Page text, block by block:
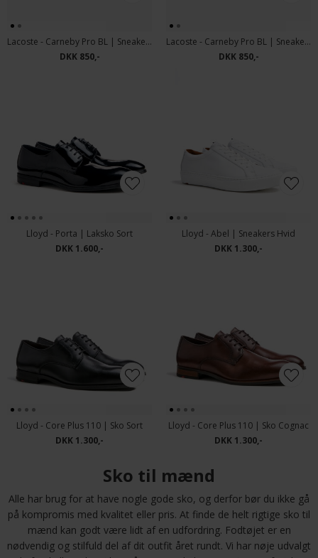
Lacoste - Carneby Pro BL | Sneakers Hvid
DKK 850,-
Lacoste - Carneby Pro BL | Sneakers 312 Sort
DKK 850,-
Lloyd - Porta | Laksko Sort
DKK 1.600,-
Lloyd - Abel | Sneakers Hvid
DKK 1.300,-
Lloyd - Core Plus 110 | Sko Sort
DKK 1.300,-
Lloyd - Core Plus 110 | Sko Cognac
DKK 1.300,-
Sko til mænd
Alle har brug for at have nogle gode sko, og derfor bør du ikke gå
på kompromis med kvalitet eller pris. At finde de helt rigtige sko til
mænd kan godt være lidt af en udfordring. Fodtøjet er en
nødvendig og stilfuld del af dit outfit året rundt. Vi har nøje udvalgt